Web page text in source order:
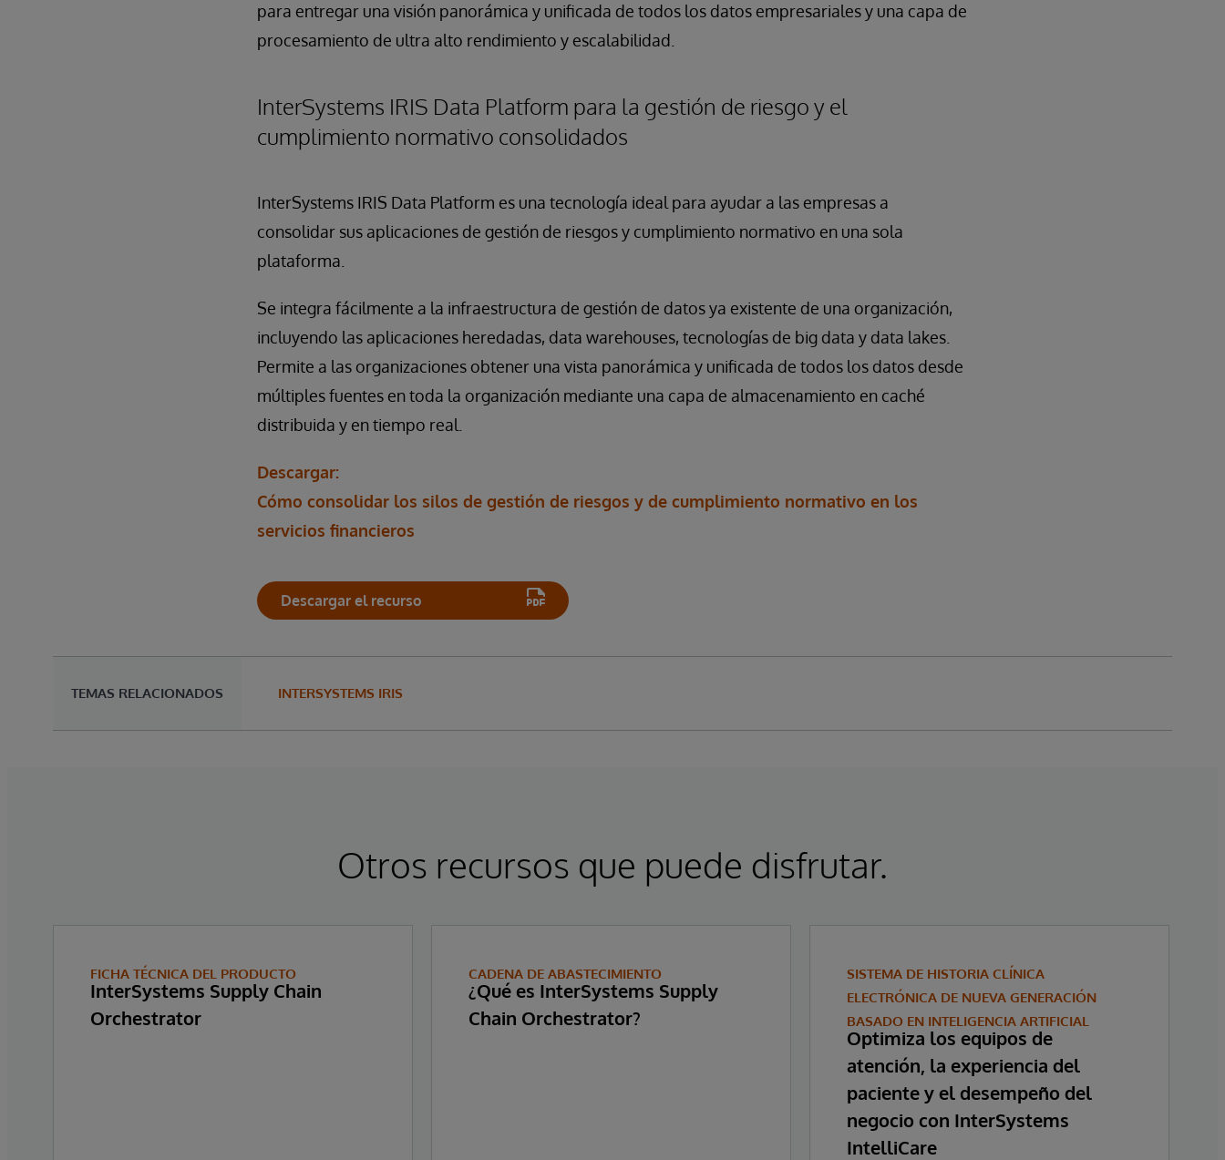
para entregar una visión panorámica y unificada de todos los datos empresariales y una capa de
procesamiento de ultra alto rendimiento y escalabilidad.
InterSystems IRIS Data Platform para la gestión de riesgo y el
cumplimiento normativo consolidados
InterSystems IRIS Data Platform es una tecnología ideal para ayudar a las empresas a
consolidar sus aplicaciones de gestión de riesgos y cumplimiento normativo en una sola
plataforma.
Se integra fácilmente a la infraestructura de gestión de datos ya existente de una organización,
incluyendo las aplicaciones heredadas, data warehouses, tecnologías de big data y data lakes.
Permite a las organizaciones obtener una vista panorámica y unificada de todos los datos desde
múltiples fuentes en toda la organización mediante una capa de almacenamiento en caché
distribuida y en tiempo real.
Descargar:
Cómo consolidar los silos de gestión de riesgos y de cumplimiento normativo en los
servicios financieros
Descargar el recurso
TEMAS RELACIONADOS INTERSYSTEMS IRIS
Otros recursos que puede disfrutar.
FICHA TÉCNICA DEL PRODUCTO
InterSystems Supply Chain
Orchestrator
CADENA DE ABASTECIMIENTO
¿Qué es InterSystems Supply
Chain Orchestrator?
SISTEMA DE HISTORIA CLÍNICA
ELECTRÓNICA DE NUEVA GENERACIÓN
BASADO EN INTELIGENCIA ARTIFICIAL
Optimiza los equipos de
atención, la experiencia del
paciente y el desempeño del
negocio con InterSystems
IntelliCare